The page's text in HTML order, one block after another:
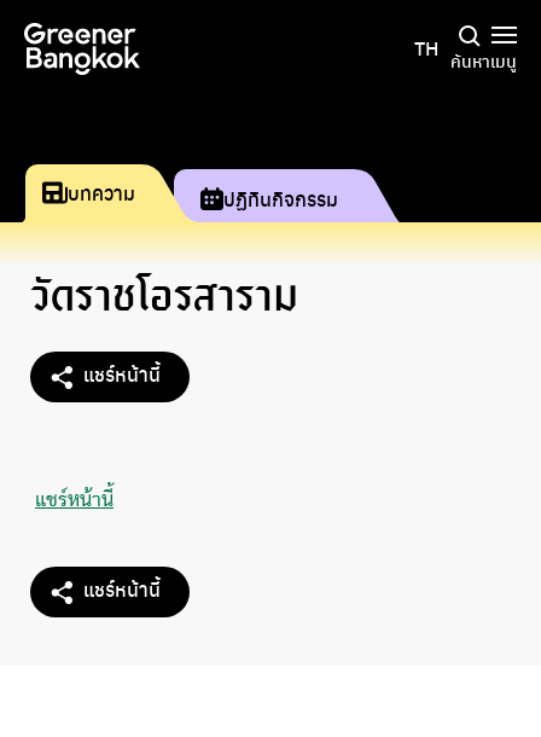
TH ค้นหาเมนู
บทความ ปฏิทินกิจกรรม
วัดราชโอรสาราม
แชร์หน้านี้
แชร์หน้านี้
แชร์หน้านี้